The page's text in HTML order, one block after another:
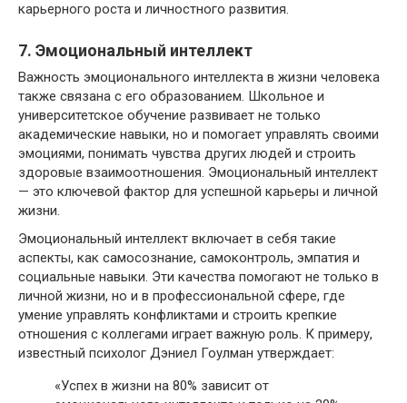
карьерного роста и личностного развития.
7. Эмоциональный интеллект
Важность эмоционального интеллекта в жизни человека
также связана с его образованием. Школьное и
университетское обучение развивает не только
академические навыки, но и помогает управлять своими
эмоциями, понимать чувства других людей и строить
здоровые взаимоотношения. Эмоциональный интеллект
— это ключевой фактор для успешной карьеры и личной
жизни.
Эмоциональный интеллект включает в себя такие
аспекты, как самосознание, самоконтроль, эмпатия и
социальные навыки. Эти качества помогают не только в
личной жизни, но и в профессиональной сфере, где
умение управлять конфликтами и строить крепкие
отношения с коллегами играет важную роль. К примеру,
известный психолог Дэниел Гоулман утверждает:
«Успех в жизни на 80% зависит от